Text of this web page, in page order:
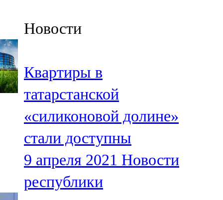
91,5 FM
106,1 FM
Кама тамагы
71,51 FM
Кукмара
107,9 FM
Лениногорский
Новости
Квартиры в
татарстанской
«силиконовой долине»
стали доступны
9 апреля 2021 Новости
республики